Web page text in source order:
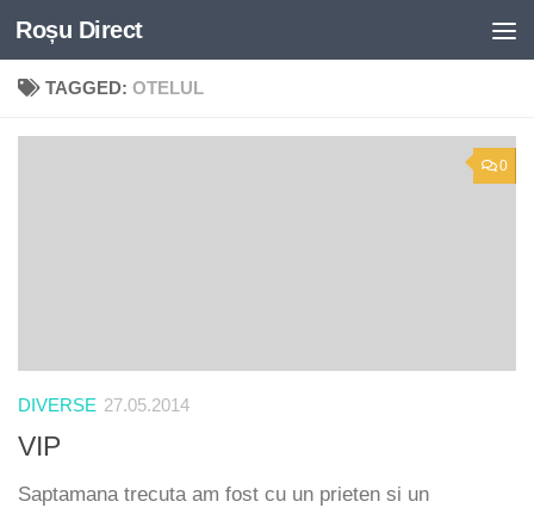
Skip to content
Roșu Direct
TAGGED: OTELUL
0
DIVERSE 27.05.2014
VIP
Saptamana trecuta am fost cu un prieten si un